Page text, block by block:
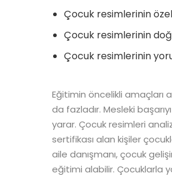
Çocuk resimlerinin
Çocuk resimlerinin
Çocuk resimlerinin
Eğitimin öncelikli amaçları
da fazladır. Mesleki
yarar. Çocuk resimleri
sertifikası alan kişiler
aile danışmanı, çocuk
eğitimi alabilir. Çocuklarla